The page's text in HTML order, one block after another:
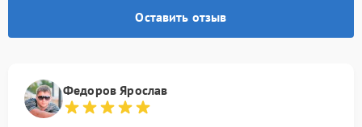
Оставить отзыв
Федоров Ярослав